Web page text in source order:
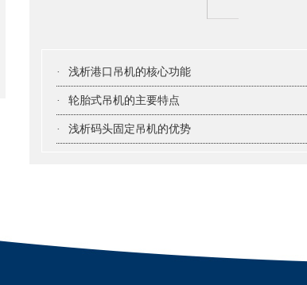
· 浅析港口吊机的核心功能
· 轮胎式吊机的主要特点
· 浅析码头固定吊机的优势